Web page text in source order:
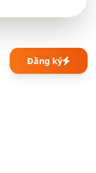
Đăng ký